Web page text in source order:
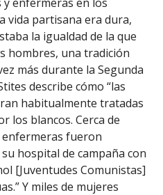
vida partisana era dura,
la igualdad de la que
hombres, una tradición
más durante la Segunda
describe cómo “las
habitualmente tratadas
los blancos. Cerca de
fueron
hospital de campaña con
[Juventudes Comunistas]
Y miles de mujeres